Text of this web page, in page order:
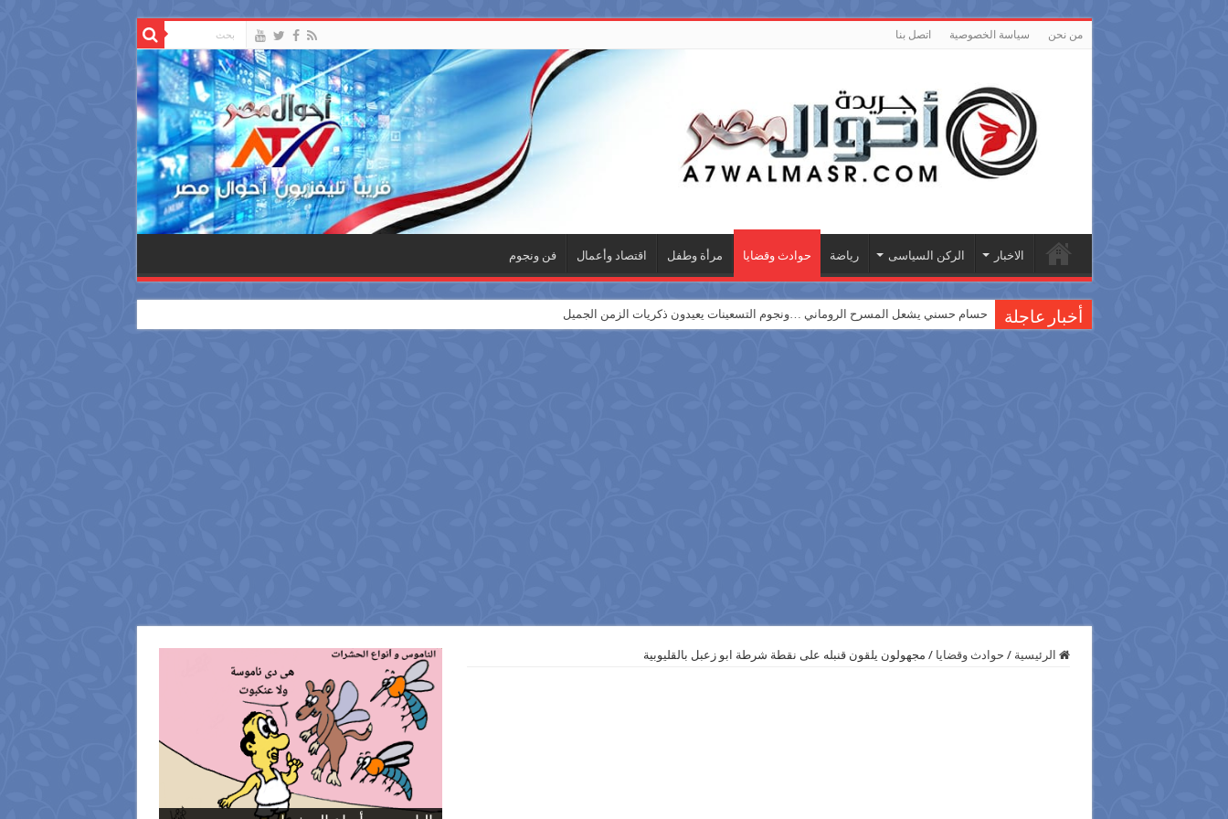
من نحن سياسة الخصوصية اتصل بنا
الاخبار الركن السياسى رياضة حوادث وقضايا مرأة وطفل اقتصاد وأعمال فن ونجوم
أخبار عاجلة حسام حسني يشعل المسرح الروماني …ونجوم التسعينات يعيدون ذكريات الزمن الجميل
الرئيسية / حوادث وقضايا / مجهولون يلقون قنبله على نقطة شرطة ابو زعبل بالقليوبية